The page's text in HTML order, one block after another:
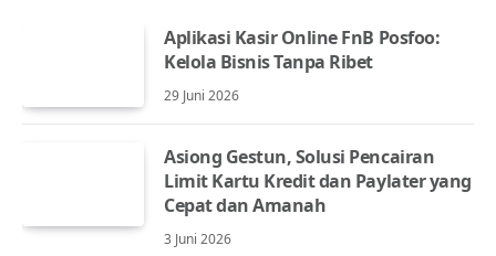
Aplikasi Kasir Online FnB Posfoo:
Kelola Bisnis Tanpa Ribet
29 Juni 2026
Asiong Gestun, Solusi Pencairan
Limit Kartu Kredit dan Paylater yang
Cepat dan Amanah
3 Juni 2026